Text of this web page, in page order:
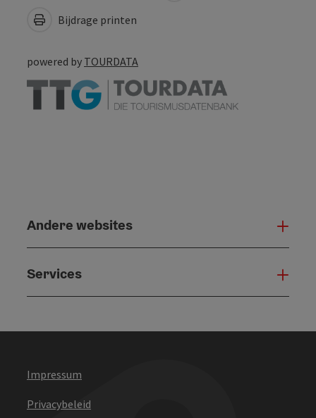
Bijdrage printen
powered by TOURDATA
Andere websites
Services
Impressum
Privacybeleid